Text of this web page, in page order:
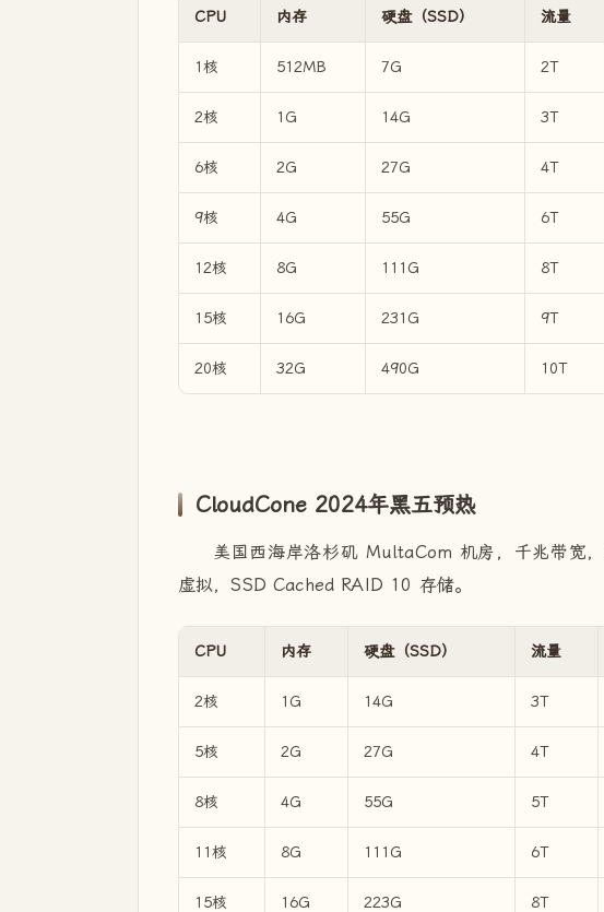
CPU 内存 硬盘（SSD） 流量
1核 512MB 7G 2T
2核 1G 14G 3T
6核 2G 27G 4T
9核 4G 55G 6T
12核 8G 111G 8T
15核 16G 231G 9T
20核 32G 490G 10T
CloudCone 2024年黑五预热
美国西海岸洛杉矶 MultaCom 机房，千兆带宽
虚拟，SSD Cached RAID 10 存储。
CPU 内存 硬盘（SSD） 流量
2核 1G 14G 3T
5核 2G 27G 4T
8核 4G 55G 5T
11核 8G 111G 6T
15核 16G 223G 8T